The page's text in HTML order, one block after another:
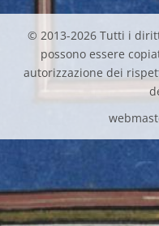
© 2013-2026 Tutti i
possono essere
autorizzazione dei